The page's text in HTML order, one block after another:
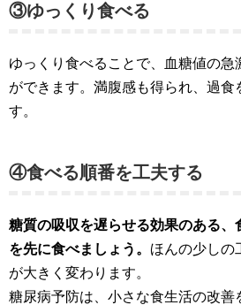
③ゆっくり食べる
ゆっくり食べることで、血糖値の急
ができます。満腹感も得られ、過食
す。
④食べる順番を工夫する
糖質の吸収を遅らせる効果のある、
を先に食べましょう。 ほんの少しの
が大きく変わります。
糖尿病予防は、小さな食生活の改善